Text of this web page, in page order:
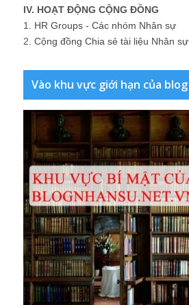
IV. HOẠT ĐỘNG CỘNG ĐỒNG
1. HR Groups - Các nhóm Nhân sự
2. Cộng đồng Chia sẻ tài liệu Nhân sự
Vào khu vực giới hạn của blog